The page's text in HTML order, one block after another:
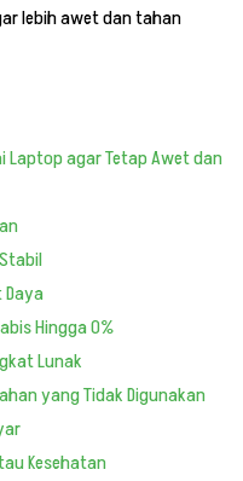
lebih awet dan tahan
Laptop agar Tetap Awet dan
Hingga 0%
Lunak
yang Tidak Digunakan
Kesehatan